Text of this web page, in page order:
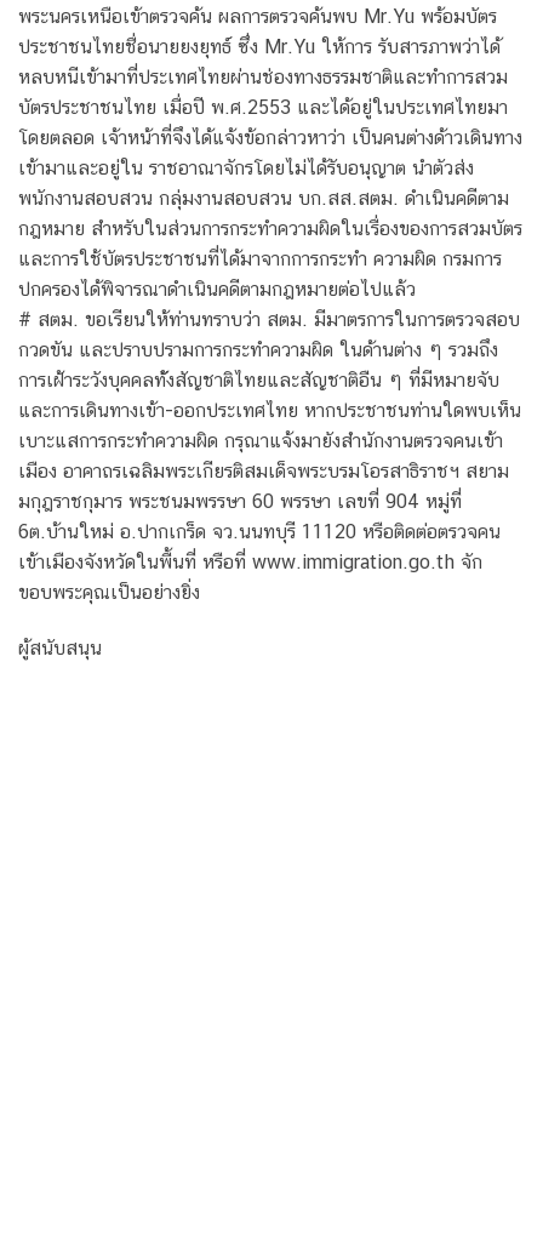
พระนครเหนือเข้าตรวจค้น ผลการตรวจค้นพบ Mr.Yu พร้อมบัตร
ประชาชนไทยชื่อนายยงยุทธ์ ซึ่ง Mr.Yu ให้การ รับสารภาพว่าได้
หลบหนีเข้ามาที่ประเทศไทยผ่านช่องทางธรรมชาติและทําการสวม
บัตรประชาชนไทย เมื่อปี พ.ศ.2553 และได้อยู่ในประเทศไทยมา
โดยตลอด เจ้าหน้าที่จึงได้แจ้งข้อกล่าวหาว่า เป็นคนต่างด้าวเดินทาง
เข้ามาและอยู่ใน ราชอาณาจักรโดยไม่ได้รับอนุญาต นําตัวส่ง
พนักงานสอบสวน กลุ่มงานสอบสวน บก.สส.สตม. ดําเนินคดีตาม
กฎหมาย สําหรับในส่วนการกระทําความผิดในเรื่องของการสวมบัตร
และการใช้บัตรประชาชนที่ได้มาจากการกระทํา ความผิด กรมการ
ปกครองได้พิจารณาดําเนินคดีตามกฎหมายต่อไปแล้ว
# สตม. ขอเรียนให้ท่านทราบว่า สตม. มีมาตรการในการตรวจสอบ
กวดขัน และปราบปรามการกระทําความผิด ในด้านต่าง ๆ รวมถึง
การเฝ้าระวังบุคคลท้ังสัญชาติไทยและสัญชาติอ่ืน ๆ ที่มีหมายจับ
และการเดินทางเข้า-ออกประเทศไทย หากประชาชนท่านใดพบเห็น
เบาะแสการกระทําความผิด กรุณาแจ้งมายังสํานักงานตรวจคนเข้า
เมือง อาคาถรเฉลิมพระเกียรติสมเด็จพระบรมโอรสาธิราชฯ สยาม
มกุฎราชกุมาร พระชนมพรรษา 60 พรรษา เลขที่ 904 หมู่ที่
6ต.บ้านใหม่ อ.ปากเกร็ด จว.นนทบุรี 11120 หรือติดต่อตรวจคน
เข้าเมืองจังหวัดในพื้นที่ หรือที่ www.immigration.go.th จัก
ขอบพระคุณเป็นอย่างยิ่ง
ผู้สนับสนุน